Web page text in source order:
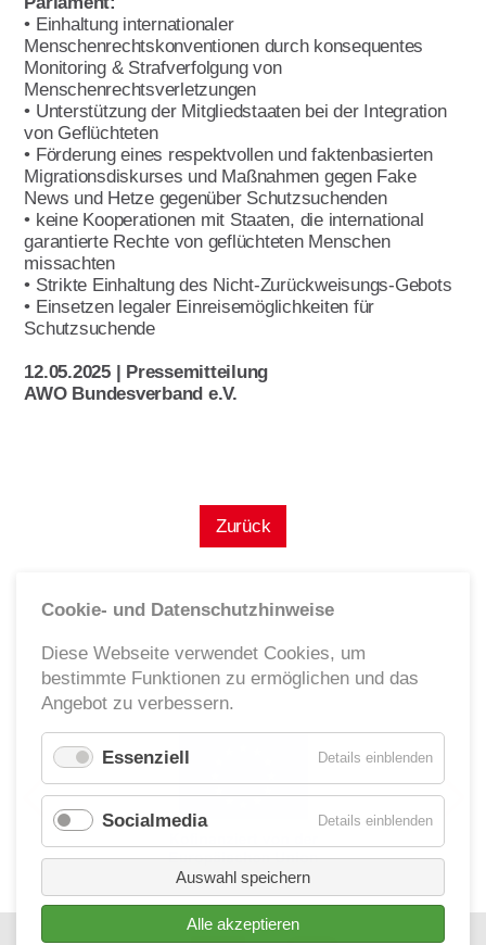
• Einhaltung internationaler
Menschenrechtskonventionen durch konsequentes
Monitoring & Strafverfolgung von
Menschenrechtsverletzungen
• Unterstützung der Mitgliedstaaten bei der Integration
von Geflüchteten
• Förderung eines respektvollen und faktenbasierten
Migrationsdiskurses und Maßnahmen gegen Fake
News und Hetze gegenüber Schutzsuchenden
• keine Kooperationen mit Staaten, die international
garantierte Rechte von geflüchteten Menschen
missachten
• Strikte Einhaltung des Nicht-Zurückweisungs-Gebots
• Einsetzen legaler Einreisemöglichkeiten für
Schutzsuchende
12.05.2025 | Pressemitteilung
AWO Bundesverband e.V.
Zurück
Cookie- und Datenschutzhinweise
Diese Webseite verwendet Cookies, um
bestimmte Funktionen zu ermöglichen und das
Angebot zu verbessern.
Essenziell Details einblendenfür
Socialmedia Details einblendenfür
Auswahl speichern
Alle akzeptieren